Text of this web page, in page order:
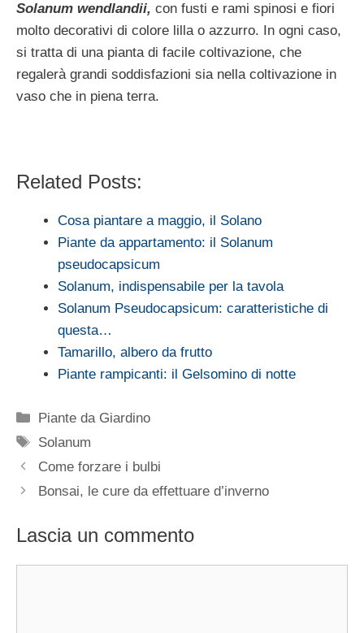
Solanum wendlandii, con fusti e rami spinosi e fiori
molto decorativi di colore lilla o azzurro. In ogni caso,
si tratta di una pianta di facile coltivazione, che
regalerà grandi soddisfazioni sia nella coltivazione in
vaso che in piena terra.
Related Posts:
Cosa piantare a maggio, il Solano
Piante da appartamento: il Solanum
pseudocapsicum
Solanum, indispensabile per la tavola
Solanum Pseudocapsicum: caratteristiche di
questa…
Tamarillo, albero da frutto
Piante rampicanti: il Gelsomino di notte
Categorie
Piante da Giardino
Tag
Solanum
Come forzare i bulbi
Bonsai, le cure da effettuare d’inverno
Lascia un commento